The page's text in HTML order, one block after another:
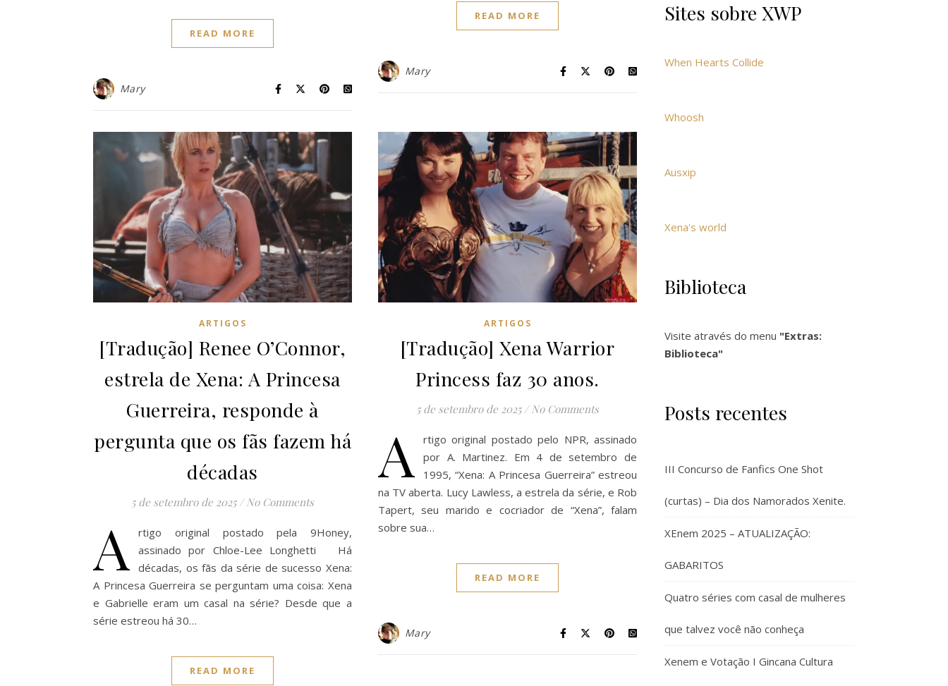
READ MORE
Mary
READ MORE
Mary
ARTIGOS
[Tradução] Renee O’Connor,
estrela de Xena: A Princesa
Guerreira, responde à
pergunta que os fãs fazem há
décadas
5 de setembro de 2025 / No Comments
A
rtigo original postado pela 9Honey,
assinado por Chloe-Lee Longhetti Há
décadas, os fãs da série de sucesso Xena:
A Princesa Guerreira se perguntam uma coisa: Xena
e Gabrielle eram um casal na série? Desde que a
série estreou há 30…
READ MORE
ARTIGOS
[Tradução] Xena Warrior
Princess faz 30 anos.
5 de setembro de 2025 / No Comments
A
rtigo original postado pelo NPR, assinado
por A. Martinez. Em 4 de setembro de
1995, “Xena: A Princesa Guerreira” estreou
na TV aberta. Lucy Lawless, a estrela da série, e Rob
Tapert, seu marido e cocriador de “Xena”, falam
sobre sua…
READ MORE
Mary
Sites sobre XWP
When Hearts Collide
Whoosh
Ausxip
Xena's world
Biblioteca
Visite através do menu "Extras:
Biblioteca"
Posts recentes
III Concurso de Fanfics One Shot
(curtas) – Dia dos Namorados Xenite.
XEnem 2025 – ATUALIZAÇÃO:
GABARITOS
Quatro séries com casal de mulheres
que talvez você não conheça
Xenem e Votação I Gincana Cultura